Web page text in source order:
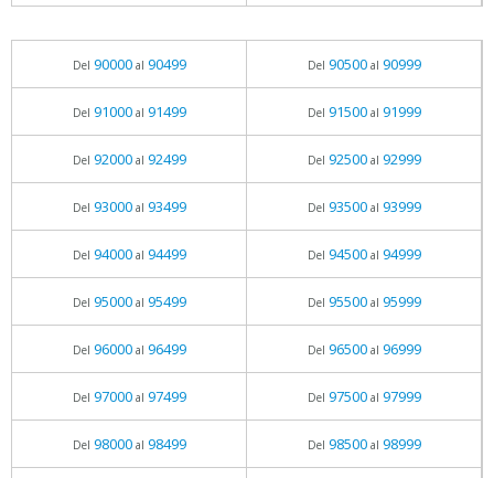
Del 90000al 90499 Del 90500al 90999
Del 91000al 91499 Del 91500al 91999
Del 92000al 92499 Del 92500al 92999
Del 93000al 93499 Del 93500al 93999
Del 94000al 94499 Del 94500al 94999
Del 95000al 95499 Del 95500al 95999
Del 96000al 96499 Del 96500al 96999
Del 97000al 97499 Del 97500al 97999
Del 98000al 98499 Del 98500al 98999